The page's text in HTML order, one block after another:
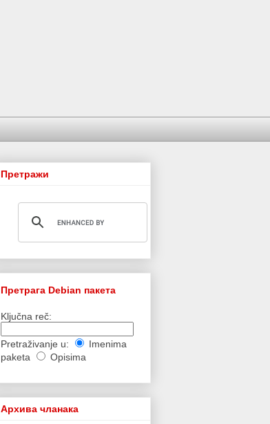
Претражи
Претрага Debian пакета
Ključna reč:
Pretraživanje u:
Imenima
paketa
Opisima
Архива чланака